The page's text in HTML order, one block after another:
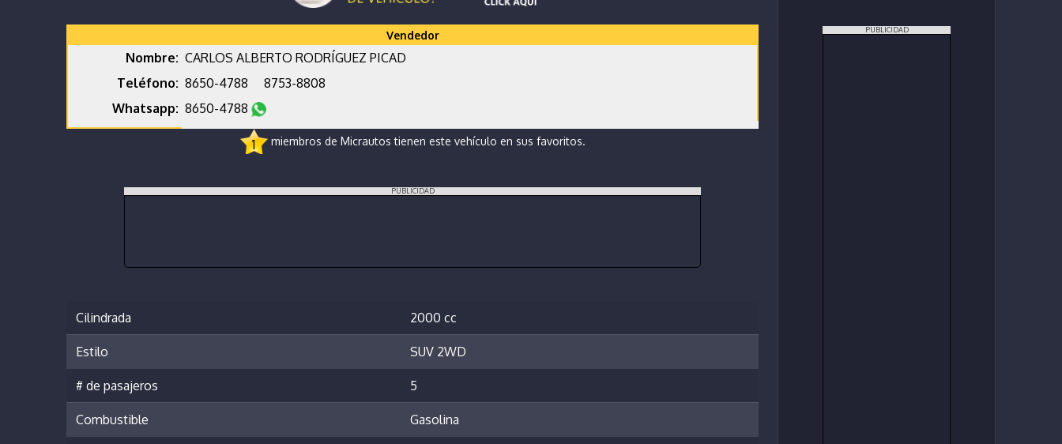
Vendedor
Nombre: CARLOS ALBERTO RODRÍGUEZ PICAD
Teléfono: 8650-4788
8753-8808
Whatsapp: 8650-4788
1 miembros de Micrautos tienen este vehículo en sus favoritos.
PUBLICIDAD
Cilindrada 2000 cc
Estilo SUV 2WD
# de pasajeros 5
Combustible Gasolina
PUBLICIDAD